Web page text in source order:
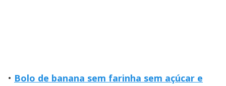
• Bolo de banana sem farinha sem açúcar e